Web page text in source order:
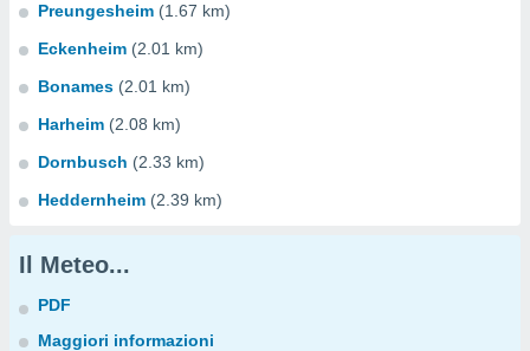
Preungesheim (1.67 km)
Eckenheim (2.01 km)
Bonames (2.01 km)
Harheim (2.08 km)
Dornbusch (2.33 km)
Heddernheim (2.39 km)
Il Meteo...
PDF
Maggiori informazioni